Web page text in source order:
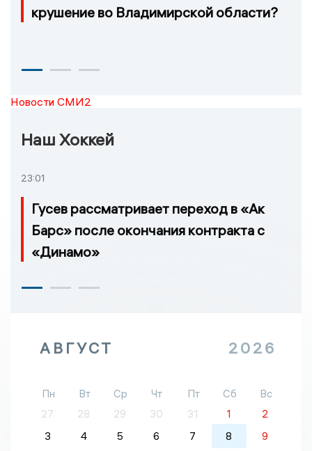
крушение во Владимирской области?
Новости СМИ2
Наш Хоккей
23:01
Гусев рассматривает переход в «Ак
Барс» после окончания контракта с
«Динамо»
АВГУСТ 2026
Пн Вт Ср Чт Пт Сб
Вс
27
28 29 30 31 1
2
3
4 5 6 7 8
9